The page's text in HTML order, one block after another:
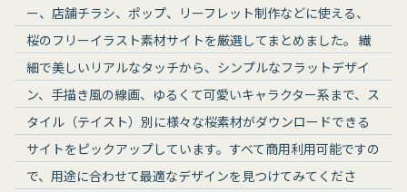
ー、店舗チラシ、ポップ、リーフレット制作などに使える、
桜のフリーイラスト素材サイトを厳選してまとめました。 繊
細で美しいリアルなタッチから、シンプルなフラットデザイ
ン、手描き風の線画、ゆるくて可愛いキャラクター系まで、ス
タイル（テイスト）別に様々な桜素材がダウンロードできる
サイトをピックアップしています。すべて商用利用可能ですの
で、用途に合わせて最適なデザインを見つけてみてくださ